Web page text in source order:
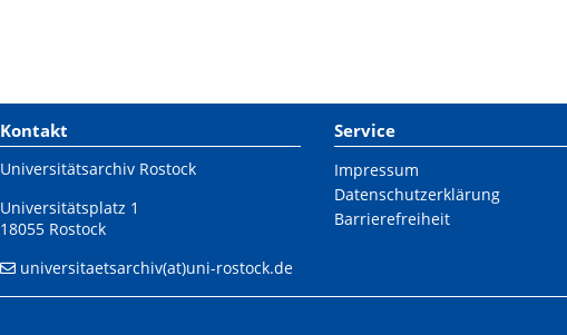
Kontakt
Universitätsarchiv Rostock
Universitätsplatz 1
18055 Rostock
universitaetsarchiv(at)uni-rostock.de
Service
Impressum
Datenschutzerklärung
Barrierefreiheit